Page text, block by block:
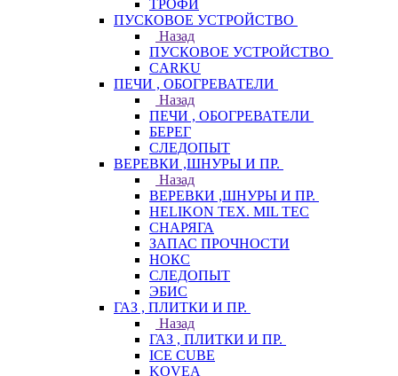
ТРОФИ
ПУСКОВОЕ УСТРОЙСТВО
Назад
ПУСКОВОЕ УСТРОЙСТВО
CARKU
ПЕЧИ , ОБОГРЕВАТЕЛИ
Назад
ПЕЧИ , ОБОГРЕВАТЕЛИ
БЕРЕГ
СЛЕДОПЫТ
ВЕРЕВКИ ,ШНУРЫ И ПР.
Назад
ВЕРЕВКИ ,ШНУРЫ И ПР.
HELIKON TEX. MIL TEC
СНАРЯГА
ЗАПАС ПРОЧНОСТИ
НОКС
СЛЕДОПЫТ
ЭБИС
ГАЗ , ПЛИТКИ И ПР.
Назад
ГАЗ , ПЛИТКИ И ПР.
ICE CUBE
KOVEA